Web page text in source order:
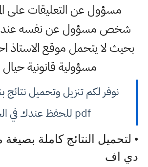
مسؤول عن التعليقات على
شخص مسؤول عن نفسه عند
بحيث لا يتحمل موقع الاستاذ
مسؤولية قانونية
نوفر لكم تنزيل وتحميل
pdf للحفظ عندك في الجهاز
• لتحميل النتائج كاملة
دي اف